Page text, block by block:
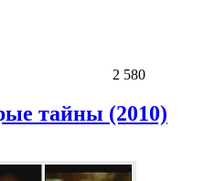
2 580
тайны (2010)